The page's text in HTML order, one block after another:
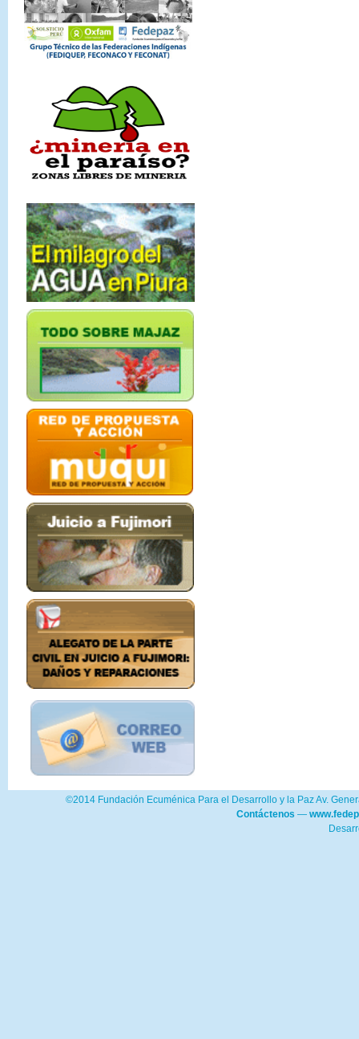
©2014 Fundación Ecuménica Para el Desarrollo y la Paz Av.
Contáctenos —